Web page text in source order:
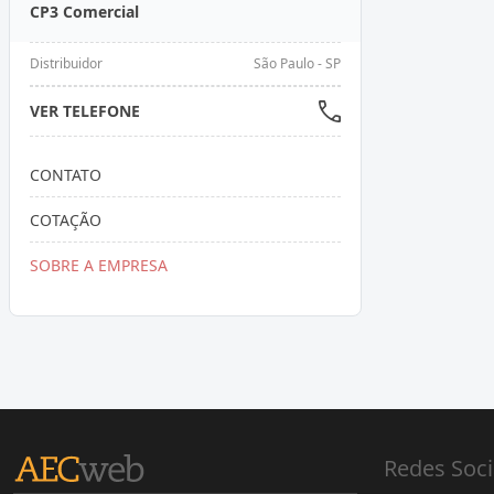
CP3 Comercial
Distribuidor São Paulo - SP
VER TELEFONE
CONTATO
COTAÇÃO
SOBRE A EMPRESA
Redes